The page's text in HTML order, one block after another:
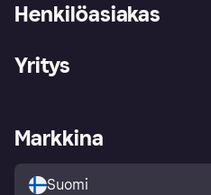
Henkilöasiakas
Ohje
Kirjaudu sisään
Tutustu kauppoihin
Ostajan turva
Yritys
Kirjaudu sisään yrityksenä
Markkina
Suomi